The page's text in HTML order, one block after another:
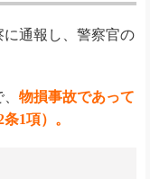
通報し、警察官の
物損事故であって
1項）。